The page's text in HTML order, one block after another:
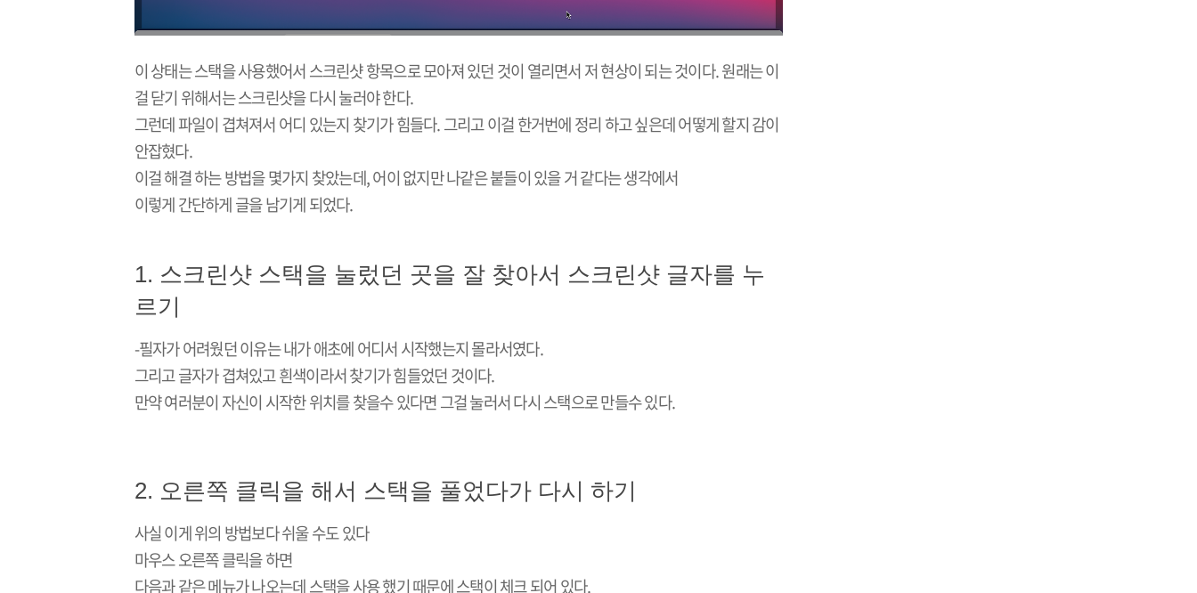
이 상태는 스택을 사용했어서 스크린샷 항목으로 모아져 있던 것이 열리면서 저 현상이 되는 것이다. 원래는 이
걸 닫기 위해서는 스크린샷을 다시 눌러야 한다.
그런데 파일이 겹쳐져서 어디 있는지 찾기가 힘들다. 그리고 이걸 한거번에 정리 하고 싶은데 어떻게 할지 감이
안잡혔다.
이걸 해결 하는 방법을 몇가지 찾았는데, 어이 없지만 나같은 붙들이 있을 거 같다는 생각에서
이렇게 간단하게 글을 남기게 되었다.
1. 스크린샷 스택을 눌렀던 곳을 잘 찾아서 스크린샷 글자를 누
르기
-필자가 어려웠던 이유는 내가 애초에 어디서 시작했는지 몰라서였다.
그리고 글자가 겹쳐있고 흰색이라서 찾기가 힘들었던 것이다.
만약 여러분이 자신이 시작한 위치를 찾을수 있다면 그걸 눌러서 다시 스택으로 만들수 있다.
2. 오른쪽 클릭을 해서 스택을 풀었다가 다시 하기
사실 이게 위의 방법보다 쉬울 수도 있다
마우스 오른쪽 클릭을 하면
다음과 같은 메뉴가 나오는데 스택을 사용 했기 때문에 스택이 체크 되어 있다.